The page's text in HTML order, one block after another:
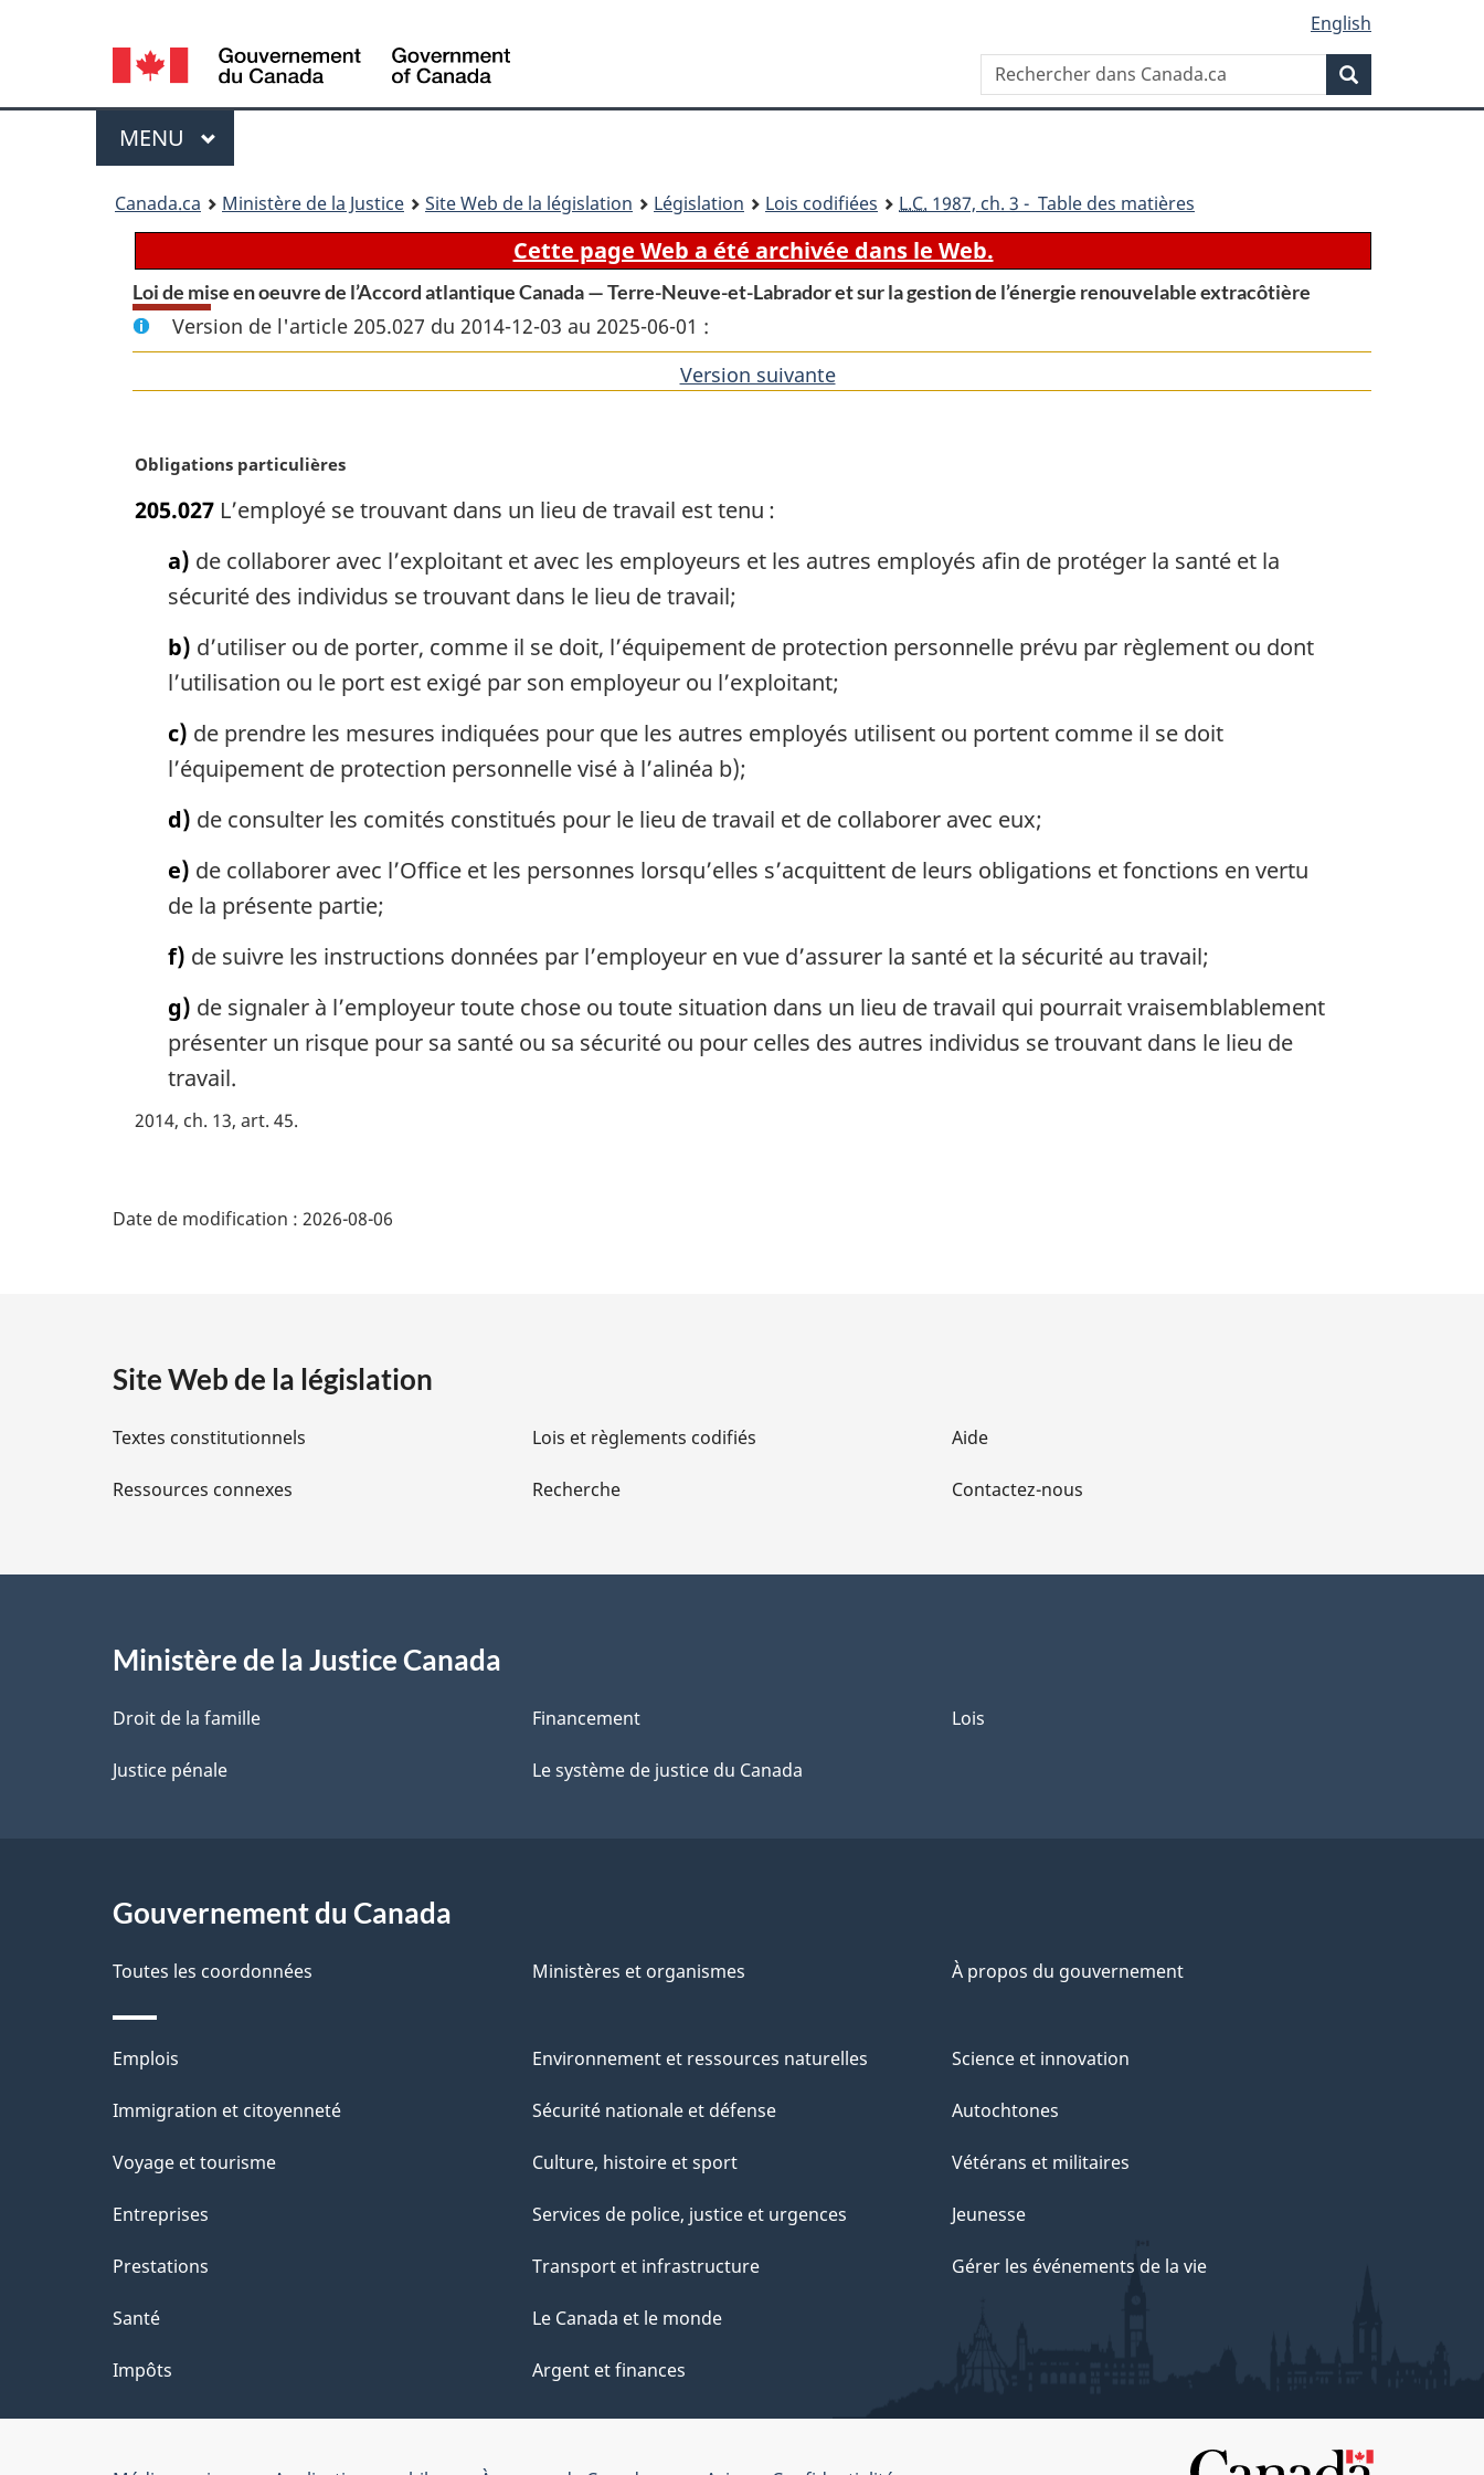
principal
À
site
version
Language
selection
English
Rechercher
dans
Canada.ca
Menu
MENU PRINCIPAL
Canada.ca Ministère de la Justice Site Web de la législation Législation Lois codifiées L.C. 1987, ch. 3 - Table des matières
Cette page Web a été archivée dans le Web.
Loi de mise en oeuvre de l’Accord atlantique Canada — Terre-Neuve-et-Labrador et sur la gestion de l’énergie renouvelable extracôtière
Version de l'article 205.027 du 2014-12-03 au 2025-06-01 :
Version suivantede
N
t
Obligations particulières
205.027 L’employé se trouvant dans un lieu de travail est tenu :
a) de collaborer avec l’exploitant et avec les employeurs et les autres employés afin de protéger la santé et la
sécurité des individus se trouvant dans le lieu de travail;
b) d’utiliser ou de porter, comme il se doit, l’équipement de protection personnelle prévu par règlement ou dont
l’utilisation ou le port est exigé par son employeur ou l’exploitant;
c) de prendre les mesures indiquées pour que les autres employés utilisent ou portent comme il se doit
l’équipement de protection personnelle visé à l’alinéa b);
d) de consulter les comités constitués pour le lieu de travail et de collaborer avec eux;
e) de collaborer avec l’Office et les personnes lorsqu’elles s’acquittent de leurs obligations et fonctions en vertu
de la présente partie;
f) de suivre les instructions données par l’employeur en vue d’assurer la santé et la sécurité au travail;
g) de signaler à l’employeur toute chose ou toute situation dans un lieu de travail qui pourrait vraisemblablement
présenter un risque pour sa santé ou sa sécurité ou pour celles des autres individus se trouvant dans le lieu de
travail.
2014, ch. 13, art. 45
i
l
s
l
a
p
e
Date de modification : 2026-08-06
Site Web de la législation
Textes constitutionnels
Ressources connexes
Lois et règlements codifiés
Recherche
Aide
Contactez-nous
Ministère de la Justice Canada
Droit de la famille
Justice pénale
Financement
Le système de justice du Canada
Lois
Gouvernement du Canada
Toutes les coordonnées Ministères et organismes À propos du gouvernement
Thèmes
et
Emplois
Immigration et citoyenneté
Voyage et tourisme
Entreprises
Prestations
Santé
Impôts
Environnement et ressources naturelles
Sécurité nationale et défense
Culture, histoire et sport
Services de police, justice et urgences
Transport et infrastructure
Le Canada et le monde
Argent et finances
Science et innovation
Autochtones
Vétérans et militaires
Jeunesse
Gérer les événements de la vie